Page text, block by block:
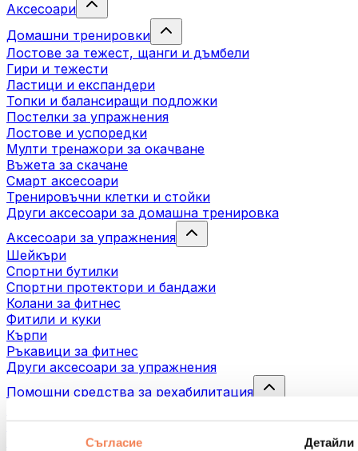
Съгласие Детайли
Аксесоари
Домашни тренировки
Лостове за тежест, щанги и дъмбели
Гири и тежести
Ластици и експандери
Топки и балансиращи подложки
Постелки за упражнения
Лостове и успоредки
Мулти тренажори за окачване
Въжета за скачане
Смарт аксесоари
Тренировъчни клетки и стойки
Други аксесоари за домашна тренировка
Аксесоари за упражнения
Шейкъри
Спортни бутилки
Спортни протектори и бандажи
Колани за фитнес
Фитили и куки
Кърпи
Ръкавици за фитнес
Други аксесоари за упражнения
Помощни средства за рехабилитация
Инструменти за масаж
Масажни ролери